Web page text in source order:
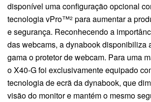
disponível uma configuração opcional
tecnologia vPro™2 para aumentar a
e segurança. Reconhecendo a
das webcams, a dynabook disponibiliza
gama o protetor de webcam. Para uma
o X40-G foi exclusivamente equipado
tecnologia de ecrã da dynabook, que
visão do monitor e mantém o mesmo